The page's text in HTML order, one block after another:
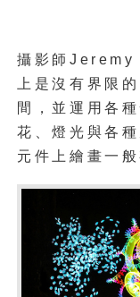
攝影師Jeremy
上是沒有界限
間，並運用各
花、燈光與各
元件上繪畫一般